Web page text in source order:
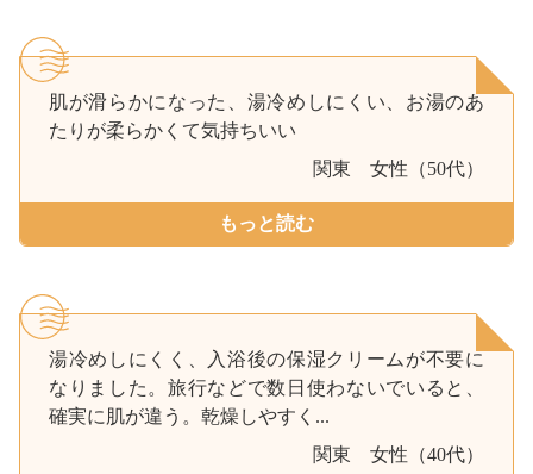
肌が滑らかになった、湯冷めしにくい、お湯のあ
たりが柔らかくて気持ちいい
関東
女性（50代）
もっと読む
湯冷めしにくく、入浴後の保湿クリームが不要に
なりました。旅行などで数日使わないでいると、
確実に肌が違う。乾燥しやすく...
関東
女性（40代）